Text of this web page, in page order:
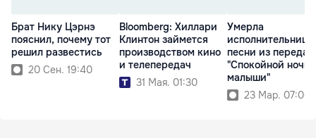
Брат Нику Цэрнэ
пояснил, почему тот
решил развестись
20 Сен. 19:40
Bloomberg: Хиллари
Клинтон займется
производством кино
и телепередач
31 Мая. 01:30
Умерла
исполнительница
песни из
"Спокойной ночи,
малыши"
23 Мар. 07:00